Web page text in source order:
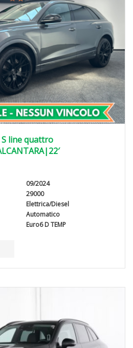
S line quattro
09/2024
29000
Elettrica/Diesel
Automatico
Euro6 D TEMP